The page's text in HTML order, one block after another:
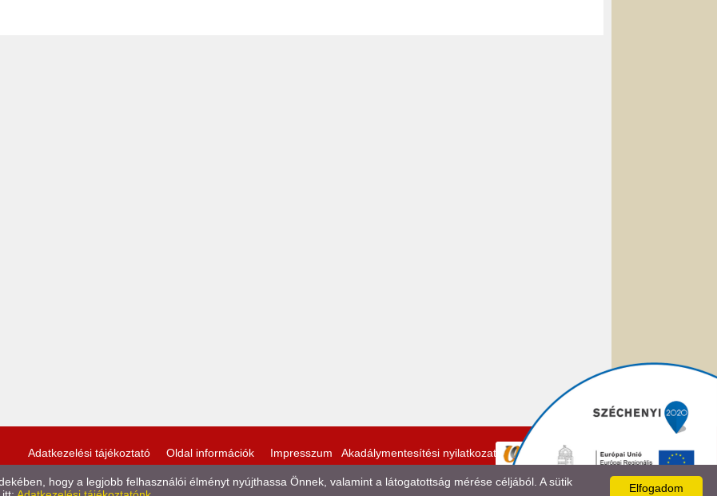
Adatkezelési tájékoztató Oldal információk Impresszum Akadálymentesítési nyilatkozat
Elfogadom
hogy a legjobb felhasználói élményt nyújthassa Önnek, valamint a látogatottság mérése céljából. A sütik